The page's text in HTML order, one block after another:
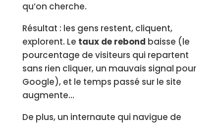
qu’on cherche.
Résultat : les gens restent, cliquent,
explorent. Le taux de rebond baisse (le
pourcentage de visiteurs qui repartent
sans rien cliquer, un mauvais signal pour
Google), et le temps passé sur le site
augmente…
De plus, un internaute qui navigue de